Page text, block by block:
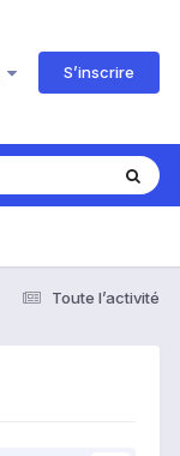
S’inscrire
Toute l’activité